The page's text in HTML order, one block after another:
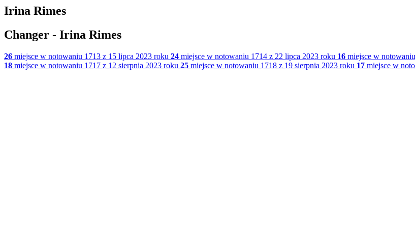
Irina Rimes
Changer - Irina Rimes
26 miejsce w notowaniu 1713 z 15 lipca 2023 roku 24 miejsce w notowaniu 1714 z 22 lipca 2023 roku 16 miejsce w
18 miejsce w notowaniu 1717 z 12 sierpnia 2023 roku 25 miejsce w notowaniu 1718 z 19 sierpnia 2023 roku 17 miejsce w